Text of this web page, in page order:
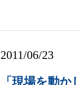
2011/06/23
「現場を動